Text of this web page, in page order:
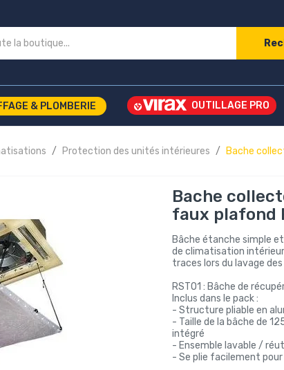
& PLOMBERIE
Protection des unités intérieures Bache
Bache
faux plafond
Bâche étanche simple
de climatisation
traces lors du lavage
RSTO1 : Bâche de
Inclus dans le pack :
- Structure pliable en
- Taille de la bâche de
intégré
- Ensemble lavable /
- Se plie facilement